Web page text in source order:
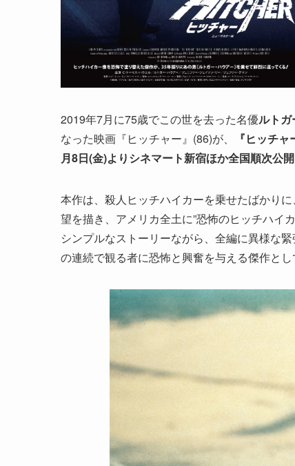
2019年7月に75歳でこの世を去った名優ルトガ
なった映画『ヒッチャー』(86)が、
『ヒッチ
月8日(金)よりシネマート新宿ほか全国順次公開
本作は、殺人ヒッチハイカーを乗せたばかり
望を描き、アメリカ全土に”恐怖のヒッチハイ
シンプルなストーリーながら、全編に異様な
の連続で観る者に恐怖と興奮を与える傑作と